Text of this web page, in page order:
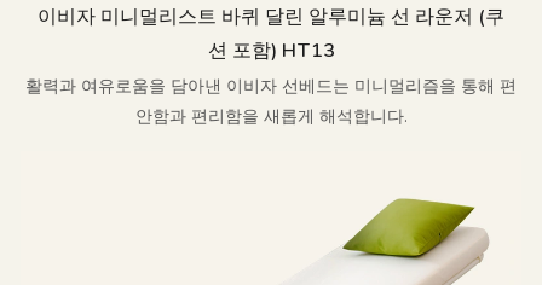
이비자 미니멀리스트 바퀴 달린 알루미늄 선 라운저 (쿠
션 포함) HT13
활력과 여유로움을 담아낸 이비자 선베드는 미니멀리즘을 통해 편
안함과 편리함을 새롭게 해석합니다.